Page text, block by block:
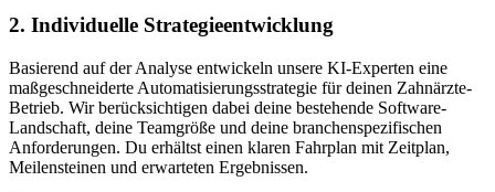
2. Individuelle Strategieentwicklung
Basierend auf der Analyse entwickeln unsere KI-Experten eine
maßgeschneiderte Automatisierungsstrategie für deinen Zahnärzte-
Betrieb. Wir berücksichtigen dabei deine bestehende Software-
Landschaft, deine Teamgröße und deine branchenspezifischen
Anforderungen. Du erhältst einen klaren Fahrplan mit Zeitplan,
Meilensteinen und erwarteten Ergebnissen.